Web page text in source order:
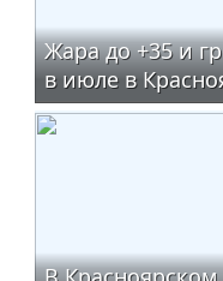
Жара до +35 и
в июле в